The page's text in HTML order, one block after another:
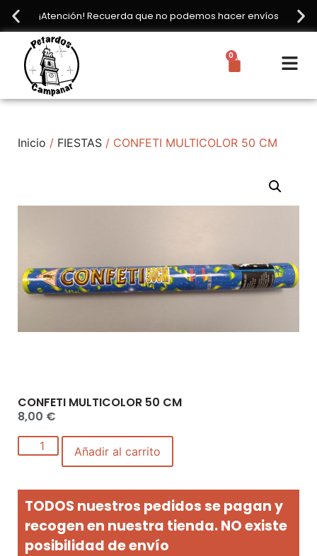
¡Atención! Recuerda que no podemos hacer envíos
0
Inicio / FIESTAS / CONFETI MULTICOLOR 50 CM
CONFETI MULTICOLOR 50 CM
8,00 €
Añadir al carrito
TODOS nuestros pedidos se pagan y
recogen en nuestra tienda. NO existe
posibilidad de envío